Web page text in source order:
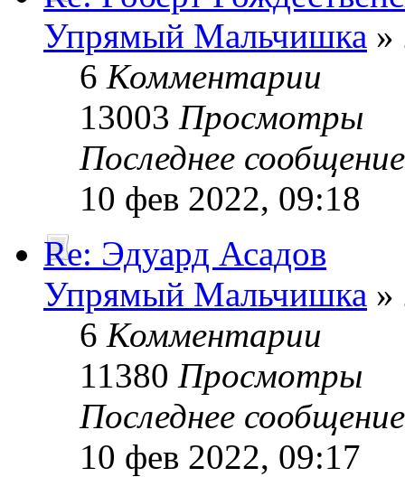
Упрямый Мальчишка »
6 Комментарии
13003 Просмотры
Последнее
10 фев 2022, 09:18
Re: Эдуард Асадов
Упрямый Мальчишка »
6 Комментарии
11380 Просмотры
Последнее
10 фев 2022, 09:17